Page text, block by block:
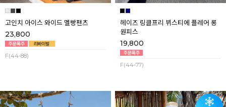
고인치 아이스 와이드 멜빵팬츠
23,800
F(44-88)
헤이즈 링클프리 뷔스티에 플레어 롱
원피스
19,800
F(44-77)